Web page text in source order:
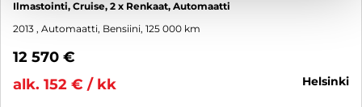
Ilmastointi, Cruise, 2 x Renkaat, Automaatti
2013 , Automaatti, Bensiini, 125 000 km
12 570 €
alk. 152 € / kk
helsinki